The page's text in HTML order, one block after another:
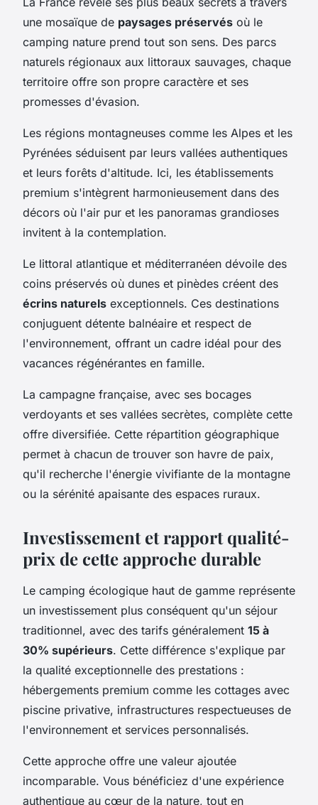
une mosaïque de paysages préservés où le
camping nature prend tout son sens. Des parcs
naturels régionaux aux littoraux sauvages, chaque
territoire offre son propre caractère et ses
promesses d'évasion.
Les régions montagneuses comme les Alpes et les
Pyrénées séduisent par leurs vallées authentiques
et leurs forêts d'altitude. Ici, les établissements
premium s'intègrent harmonieusement dans des
décors où l'air pur et les panoramas grandioses
invitent à la contemplation.
Le littoral atlantique et méditerranéen dévoile des
coins préservés où dunes et pinèdes créent des
écrins naturels exceptionnels. Ces destinations
conjuguent détente balnéaire et respect de
l'environnement, offrant un cadre idéal pour des
vacances régénérantes en famille.
La campagne française, avec ses bocages
verdoyants et ses vallées secrètes, complète cette
offre diversifiée. Cette répartition géographique
permet à chacun de trouver son havre de paix,
qu'il recherche l'énergie vivifiante de la montagne
ou la sérénité apaisante des espaces ruraux.
Investissement et rapport qualité-
prix de cette approche durable
Le camping écologique haut de gamme représente
un investissement plus conséquent qu'un séjour
traditionnel, avec des tarifs généralement 15 à
30% supérieurs. Cette différence s'explique par
la qualité exceptionnelle des prestations :
hébergements premium comme les cottages avec
piscine privative, infrastructures respectueuses de
l'environnement et services personnalisés.
Cette approche offre une valeur ajoutée
incomparable. Vous bénéficiez d'une expérience
authentique au cœur de la nature, tout en